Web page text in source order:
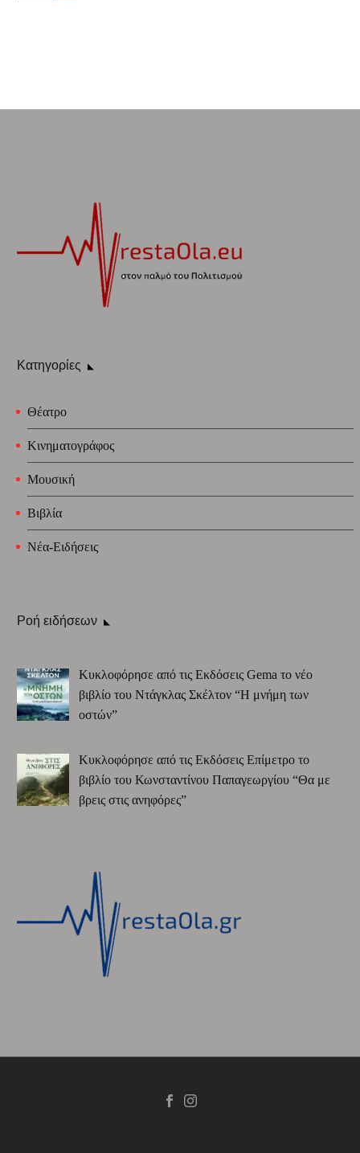
Κατηγορίες
Θέατρο
Κινηματογράφος
Μουσική
Βιβλία
Νέα-Ειδήσεις
Ροή ειδήσεων
Κυκλοφόρησε από τις Εκδόσεις Gema το νέο
βιβλίο του Ντάγκλας Σκέλτον “Η μνήμη των
οστών”
Κυκλοφόρησε από τις Εκδόσεις Επίμετρο το
βιβλίο του Κωνσταντίνου Παπαγεωργίου “Θα με
βρεις στις ανηφόρες”